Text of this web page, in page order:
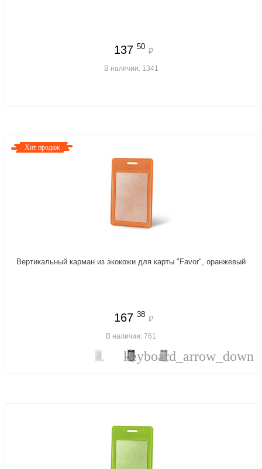
137 50 ₽
В наличии: 1341
Хит продаж
Вертикальный карман из экокожи для карты "Favor", оранжевый
167 38 ₽
В наличии: 761
keyboard_arrow_down